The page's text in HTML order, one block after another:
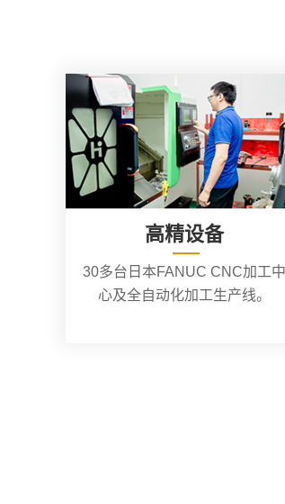
高精设备
30多台日本FANUC CNC加工中
心及全自动化加工生产线。